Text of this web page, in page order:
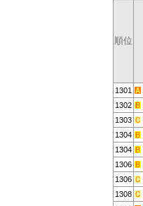
順位
1301
1302
1303
1304
1304
1306
1306
1308